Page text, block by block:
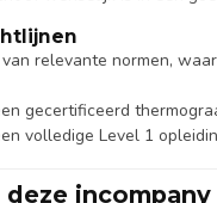
relevante normen,
gecertificeerd
volledige Level 1
deze